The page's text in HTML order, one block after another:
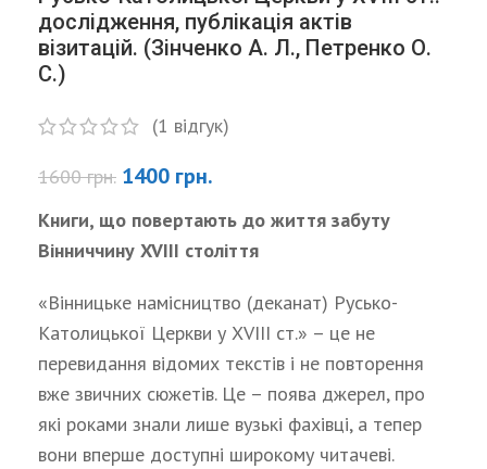
дослідження, публікація актів
візитацій. (Зінченко А. Л., Петренко О.
С.)
(1 відгук)
1600грн. 1400 грн.
Книги, що повертають до життя забуту
Вінниччину XVIII століття
«Вінницьке намісництво (деканат) Русько-
Католицької Церкви у XVIII ст.» – це не
перевидання відомих текстів і не повторення
вже звичних сюжетів. Це – поява джерел, про
які роками знали лише вузькі фахівці, а тепер
вони вперше доступні широкому читачеві.